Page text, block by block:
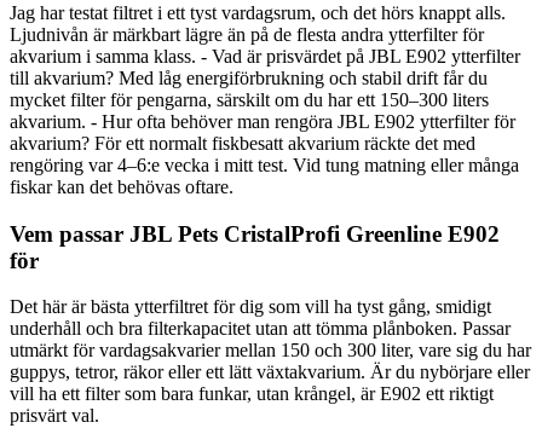
Jag har testat filtret i ett tyst vardagsrum, och det hörs knappt alls.
Ljudnivån är märkbart lägre än på de flesta andra ytterfilter för
akvarium i samma klass. - Vad är prisvärdet på JBL E902 ytterfilter
till akvarium? Med låg energiförbrukning och stabil drift får du
mycket filter för pengarna, särskilt om du har ett 150–300 liters
akvarium. - Hur ofta behöver man rengöra JBL E902 ytterfilter för
akvarium? För ett normalt fiskbesatt akvarium räckte det med
rengöring var 4–6:e vecka i mitt test. Vid tung matning eller många
fiskar kan det behövas oftare.
Vem passar JBL Pets CristalProfi Greenline E902
för
Det här är bästa ytterfiltret för dig som vill ha tyst gång, smidigt
underhåll och bra filterkapacitet utan att tömma plånboken. Passar
utmärkt för vardagsakvarier mellan 150 och 300 liter, vare sig du har
guppys, tetror, räkor eller ett lätt växtakvarium. Är du nybörjare eller
vill ha ett filter som bara funkar, utan krångel, är E902 ett riktigt
prisvärt val.